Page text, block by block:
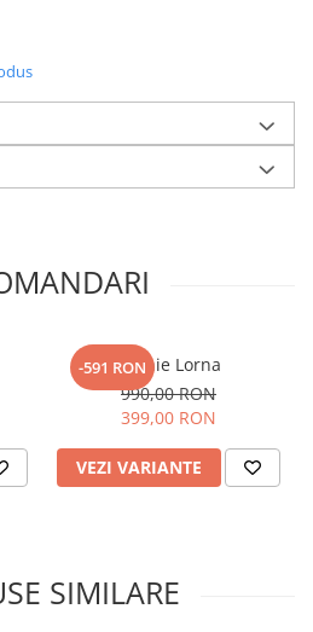
-591 RONRochie Lorna
990,00 RON
399,00 RON
VEZI VARIANTE
SIMILARE